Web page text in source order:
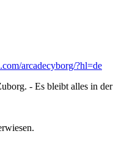
arcadecyborg/?hl=de
- Es bleibt alles in